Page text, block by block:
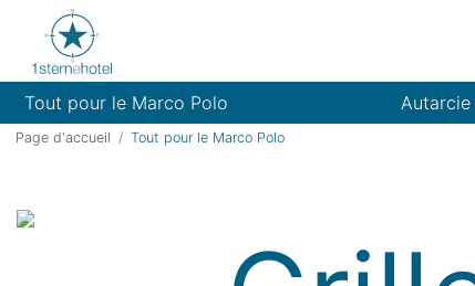
Tout pour le Marco Polo Autarcie
Page d'accueil Tout pour le Marco Polo